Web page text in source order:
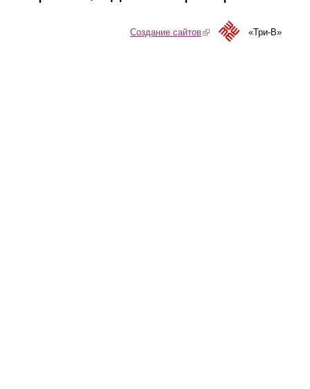
Создание сайтов(link is external)«Три-В»